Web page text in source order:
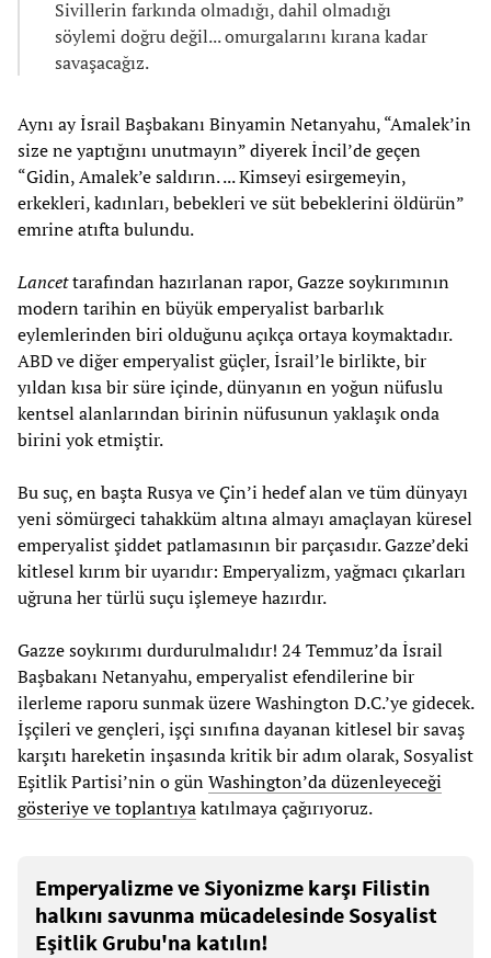
Sivillerin farkında olmadığı, dahil olmadığı
söylemi doğru değil... omurgalarını kırana kadar
savaşacağız.
Aynı ay İsrail Başbakanı Binyamin Netanyahu, “Amalek’in
size ne yaptığını unutmayın” diyerek İncil’de geçen
“Gidin, Amalek’e saldırın. ... Kimseyi esirgemeyin,
erkekleri, kadınları, bebekleri ve süt bebeklerini öldürün”
emrine atıfta bulundu.
Lancettarafından hazırlanan rapor, Gazze soykırımının
modern tarihin en büyük emperyalist barbarlık
eylemlerinden biri olduğunu açıkça ortaya koymaktadır.
ABD ve diğer emperyalist güçler, İsrail’le birlikte, bir
yıldan kısa bir süre içinde, dünyanın en yoğun nüfuslu
kentsel alanlarından birinin nüfusunun yaklaşık onda
birini yok etmiştir.
Bu suç, en başta Rusya ve Çin’i hedef alan ve tüm dünyayı
yeni sömürgeci tahakküm altına almayı amaçlayan küresel
emperyalist şiddet patlamasının bir parçasıdır. Gazze’deki
kitlesel kırım bir uyarıdır: Emperyalizm, yağmacı çıkarları
uğruna her türlü suçu işlemeye hazırdır.
Gazze soykırımı durdurulmalıdır! 24 Temmuz’da İsrail
Başbakanı Netanyahu, emperyalist efendilerine bir
ilerleme raporu sunmak üzere Washington D.C.’ye gidecek.
İşçileri ve gençleri, işçi sınıfına dayanan kitlesel bir savaş
karşıtı hareketin inşasında kritik bir adım olarak, Sosyalist
Eşitlik Partisi’nin o günWashington’da düzenleyeceği
gösteriye ve toplantıyakatılmaya çağırıyoruz.
Emperyalizme ve Siyonizme karşı Filistin
halkını savunma mücadelesinde Sosyalist
Eşitlik Grubu'na katılın!